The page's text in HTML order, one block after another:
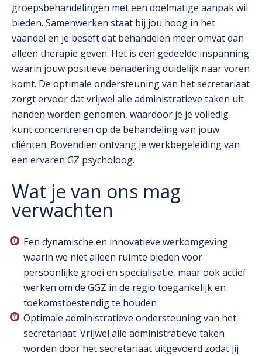
groepsbehandelingen met een doelmatige aanpak wil
bieden. Samenwerken staat bij jou hoog in het
vaandel en je beseft dat behandelen meer omvat dan
alleen therapie geven. Het is een gedeelde inspanning
waarin jouw positieve benadering duidelijk naar voren
komt. De optimale ondersteuning van het secretariaat
zorgt ervoor dat vrijwel alle administratieve taken uit
handen worden genomen, waardoor je je volledig
kunt concentreren op de behandeling van jouw
cliënten. Bovendien ontvang je werkbegeleiding van
een ervaren GZ psycholoog.
Wat je van ons mag
verwachten
Een dynamische en innovatieve werkomgeving
waarin we niet alleen ruimte bieden voor
persoonlijke groei en specialisatie, maar ook actief
werken om de GGZ in de regio toegankelijk en
toekomstbestendig te houden
Optimale administratieve ondersteuning van het
secretariaat. Vrijwel alle administratieve taken
worden door het secretariaat uitgevoerd zodat jij